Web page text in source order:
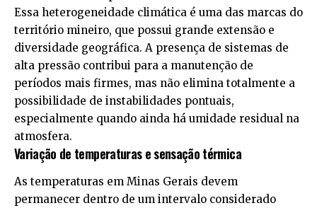
Essa heterogeneidade climática é uma das marcas do
território mineiro, que possui grande extensão e
diversidade geográfica. A presença de sistemas de
alta pressão contribui para a manutenção de
períodos mais firmes, mas não elimina totalmente a
possibilidade de instabilidades pontuais,
especialmente quando ainda há umidade residual na
atmosfera.
Variação de temperaturas e sensação térmica
As temperaturas em Minas Gerais devem
permanecer dentro de um intervalo considerado